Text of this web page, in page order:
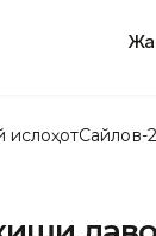
ислоҳотСайлов-